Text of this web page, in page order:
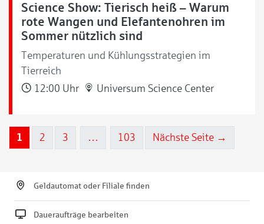
Science Show: Tierisch heiß – Warum
rote Wangen und Elefantenohren im
Sommer nützlich sind
Temperaturen und Kühlungsstrategien im
Tierreich
12:00 Uhr
Universum Science Center
1 2 3 … 103 Nächste Seite →
Geldautomat oder Filiale finden
Daueraufträge bearbeiten